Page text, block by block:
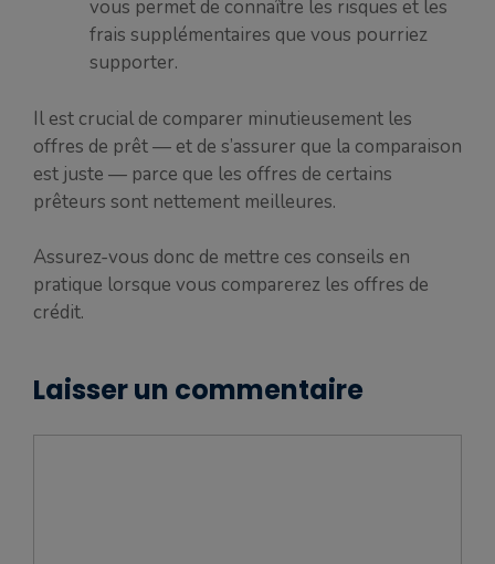
vous permet de connaître les risques et les
frais supplémentaires que vous pourriez
supporter.
Il est crucial de comparer minutieusement les
offres de prêt — et de s’assurer que la comparaison
est juste — parce que les offres de certains
prêteurs sont nettement meilleures.
Assurez-vous donc de mettre ces conseils en
pratique lorsque vous comparerez les offres de
crédit.
Laisser un commentaire